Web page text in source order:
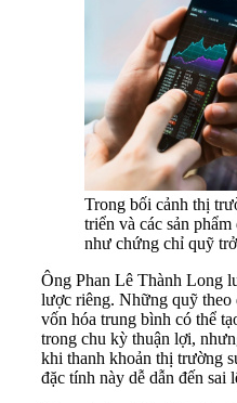
Trong bối cảnh thị
triển và các sản
như chứng chỉ quỹ
Ông Phan Lê Thành Long
lược riêng. Những quỹ
vốn hóa trung bình có thể
trong chu kỳ thuận lợi,
khi thanh khoản thị trường
đặc tính này dễ dẫn đến sai